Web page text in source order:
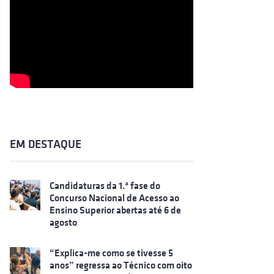
EM DESTAQUE
Candidaturas da 1.ª fase do
Concurso Nacional de Acesso ao
Ensino Superior abertas até 6 de
agosto
“Explica-me como se tivesse 5
anos” regressa ao Técnico com oito